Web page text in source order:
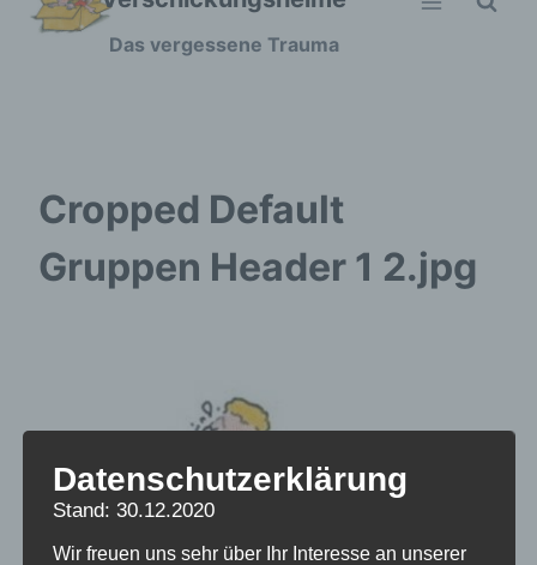
Zum
Das vergessene Trauma
Cropped Default
Gruppen Header 1 2.jpg
Datenschutzerklärung
Stand: 30.12.2020
Wir freuen uns sehr über Ihr Interesse an unserer